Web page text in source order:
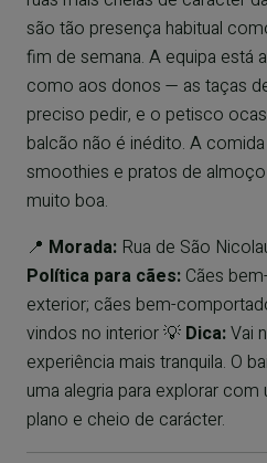
são tão presença habitual
fim de semana. A equipa está
como aos donos — as taças
preciso pedir, e o petisco
balcão não é inédito. A
smoothies e pratos de
muito boa.
📍 Morada: Rua de São
Política para cães: Cães
exterior; cães bem-
vindos no interior 💡 Dica:Vai
experiência mais tranquila. O
uma alegria para explorar
plano e cheio de carácter.